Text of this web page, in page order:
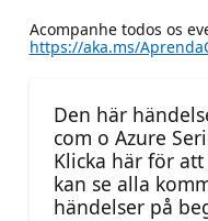
Acompanhe todos os
https://aka.ms/
Den här
com o Azure
Klicka här för att
kan se alla
händelser på